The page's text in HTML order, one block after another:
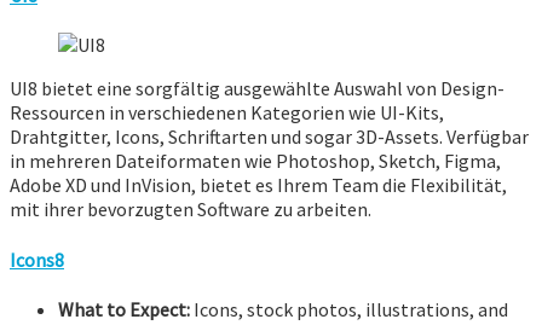
UI8 bietet eine sorgfältig ausgewählte Auswahl von Design-
Ressourcen in verschiedenen Kategorien wie UI-Kits,
Drahtgitter, Icons, Schriftarten und sogar 3D-Assets. Verfügbar
in mehreren Dateiformaten wie Photoshop, Sketch, Figma,
Adobe XD und InVision, bietet es Ihrem Team die Flexibilität,
mit ihrer bevorzugten Software zu arbeiten.
Icons8
What to Expect: Icons, stock photos, illustrations, and